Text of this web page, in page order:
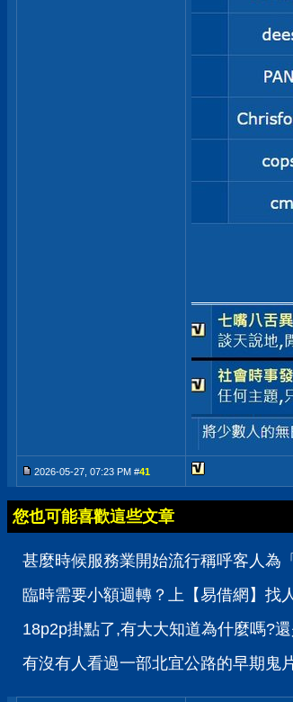
2026-05-27, 07:23 PM #41
您也可能喜歡這些文章
甚麼時候服務業開始流行稱呼客人為
臨時需要小額週轉？上【易借網】找
18p2p掛點了,有大大知道為什麼嗎?
有沒有人看過一部北宜公路的早期鬼